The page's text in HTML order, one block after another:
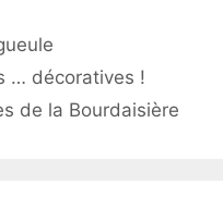
… décoratives !
de la Bourdaisière